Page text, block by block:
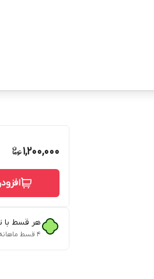
1,200,000
هر قسط با
۴ قسط ماهانه. بدون سود، چک و ضامن.